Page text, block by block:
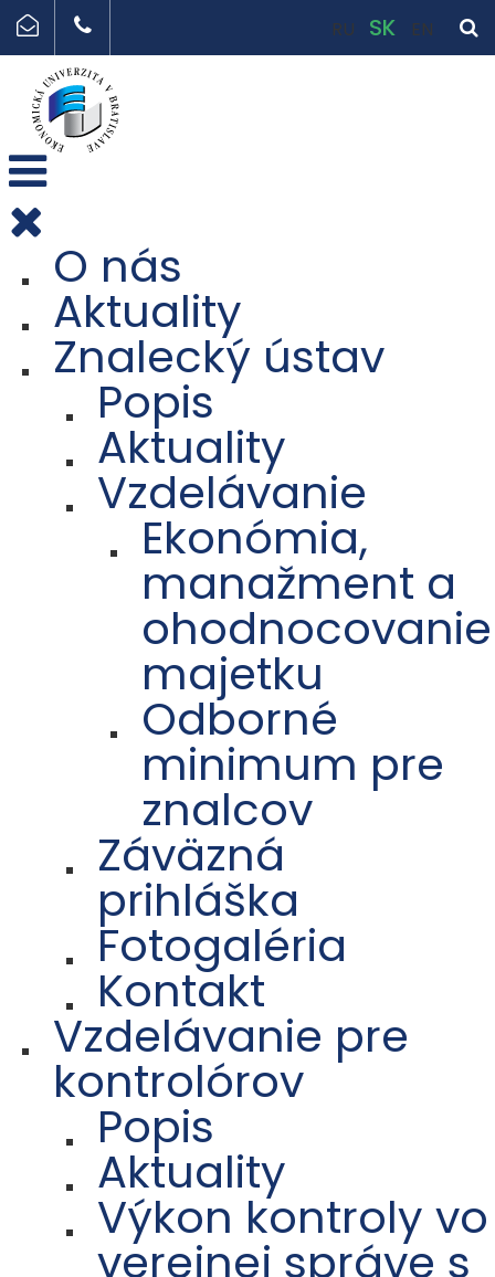
RU SK EN
O nás
Aktuality
Znalecký ústav
Popis
Aktuality
Vzdelávanie
Ekonómia,
manažment a
ohodnocovanie
majetku
Odborné
minimum pre
znalcov
Záväzná
prihláška
Fotogaléria
Kontakt
Vzdelávanie pre
kontrolórov
Popis
Aktuality
Výkon kontroly vo
verejnej správe s